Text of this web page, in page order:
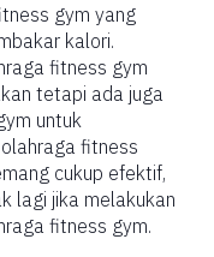
gym yang
kalori.
fitness gym
tetapi ada juga
untuk
fitness
cukup efektif,
lagi jika melakukan
fitness gym.